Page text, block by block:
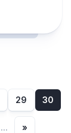
29 30
... »